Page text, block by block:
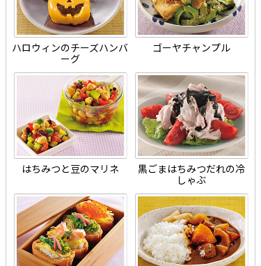
ハロウィンのチーズハンバ
ーグ
ゴーヤチャンプル
はちみつと豆のマリネ
黒ごまはちみつだれの冷
しゃぶ